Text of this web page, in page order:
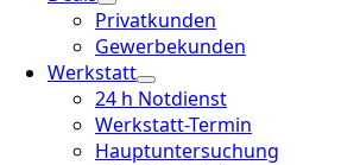
Privatkunden
Gewerbekunden
Werkstatt
24 h Notdienst
Werkstatt-Termin
Hauptuntersuchung